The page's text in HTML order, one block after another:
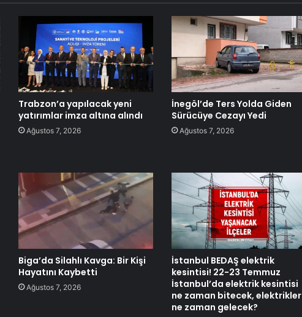
Trabzon’a yapılacak yeni
yatırımlar imza altına alındı
Ağustos 7, 2026
İnegöl’de Ters Yolda Giden
Sürücüye Cezayı Yedi
Ağustos 7, 2026
Biga’da Silahlı Kavga: Bir Kişi
Hayatını Kaybetti
Ağustos 7, 2026
İstanbul BEDAŞ elektrik
kesintisi! 22-23 Temmuz
İstanbul’da elektrik kesintisi
ne zaman bitecek, elektrikler
ne zaman gelecek?